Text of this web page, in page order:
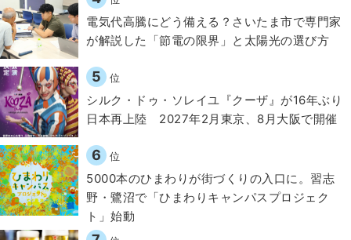
電気代高騰にどう備える？さいたま市で専門家
が解説した「節電の限界」と太陽光の選び方
5 位
シルク・ドゥ・ソレイユ『クーザ』が16年ぶり
日本再上陸 2027年2月東京、8月大阪で開催
6 位
5000本のひまわりが街づくりの入口に。習志
野・鷺沼で「ひまわりキャンパスプロジェク
ト」始動